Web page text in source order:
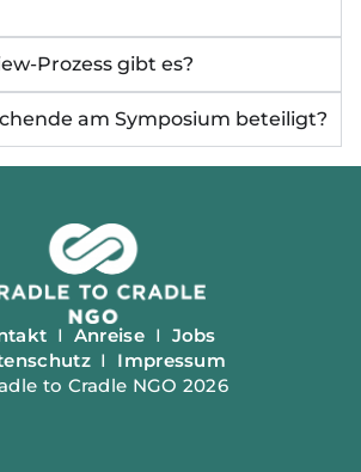
Prozess gibt es?
am Symposium beteiligt?
I Anreise I Jobs
I Impressum
to Cradle NGO 2026